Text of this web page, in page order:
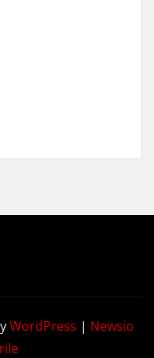
WordPress | Newsio